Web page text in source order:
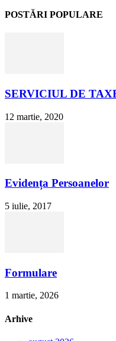
POSTĂRI POPULARE
SERVICIUL DE
12 martie, 2020
Evidența Persoanelor
5 iulie, 2017
Formulare
1 martie, 2026
Arhive